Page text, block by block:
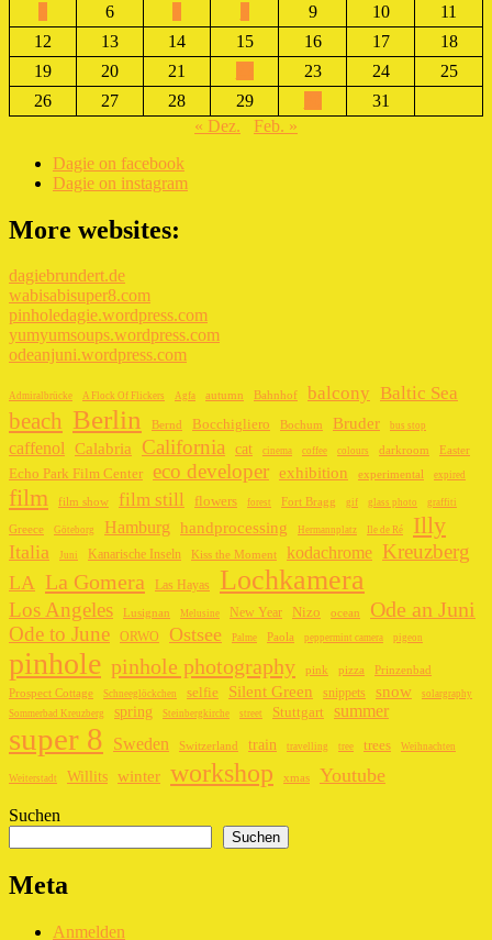
6 9 10
11
12
13 14 15 16 17
18
19
20 21 23 24
25
26
27 28 29
31
« Dez.
Feb. »
Dagie on facebook
Dagie on instagram
More websites:
dagiebrundert.de
wabisabisuper8.com
pinholedagie.wordpress.com
yumyumsoups.wordpress.com
odeanjuni.wordpress.com
Admiralbrücke A Flock Of Flickers Agfa autumn Bahnhof balcony Baltic Sea
beach Berlin Bernd Bocchigliero Bochum Bruder bus stop
caffenol Calabria California cat cinema coffee colours darkroom Easter
Echo Park Film Center eco developer exhibition experimental expired
film film show film still flowers forest Fort Bragg gif glass photo graffiti
Greece Göteborg Hamburg handprocessing Hermannplatz Ile de Ré Illy
Italia Juni Kanarische Inseln Kiss the Moment kodachrome Kreuzberg
LA La Gomera Las Hayas Lochkamera
Los Angeles Lusignan Melusine New Year Nizo ocean Ode an Juni
Ode to June ORWO Ostsee Palme Paola peppermint camera pigeon
pinhole pinhole photography pink pizza
Prinzenbad
Prospect Cottage
Schneeglöckchen selfie Silent Green snippets snow
solargraphy
Sommerbad Kreuzberg
spring Steinbergkirche street Stuttgart summer
super 8 Sweden Switzerland train travelling tree trees Weihnachten
Weiterstadt Willits winter workshop xmas Youtube
Suchen
Suchen
Meta
Anmelden